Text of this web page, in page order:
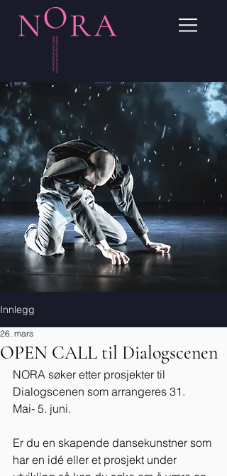
Innlegg
OPEN CALL til Dialogscenen
26. mars
NORA søker etter prosjekter til
Dialogscenen som arrangeres 31.
Mai- 5. juni.
Er du en skapende dansekunstner som
har en idé eller et prosjekt under